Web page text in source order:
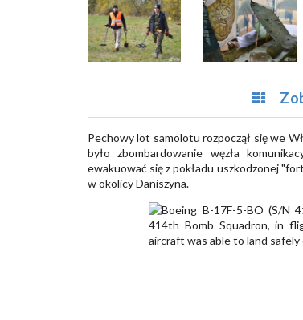
Pechowy lot samolotu rozpoczął się we
było zbombardowanie węzła
ewakuować się z pokładu uszkodzonej
w okolicy Daniszyna.